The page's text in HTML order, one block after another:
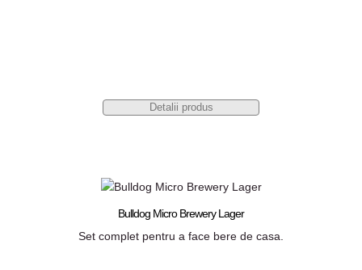
Detalii produs
Bulldog Micro Brewery Lager
Set complet pentru a face bere de casa.